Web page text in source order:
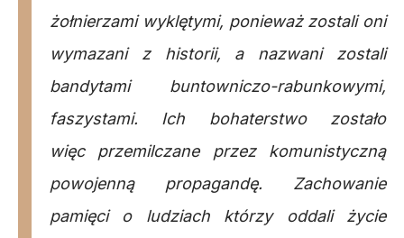
żołnierzami wyklętymi, ponieważ zostali oni
wymazani z historii, a nazwani zostali
bandytami buntowniczo-rabunkowymi,
faszystami. Ich bohaterstwo zostało
więc przemilczane przez komunistyczną
powojenną propagandę. Zachowanie
pamięci o ludziach którzy oddali życie